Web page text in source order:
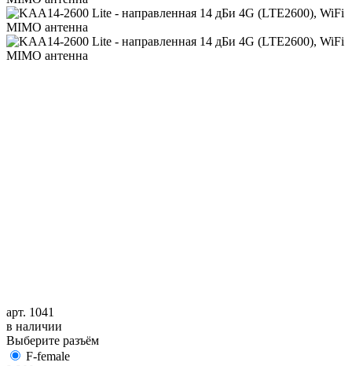
арт. 1041
в наличии
Выберите разъём
F-female